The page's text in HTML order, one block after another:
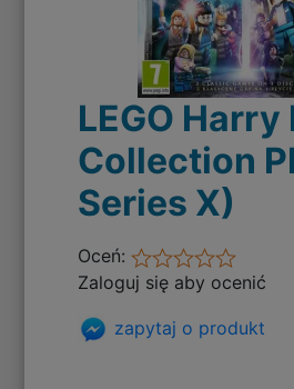
LEGO
Collection
Series X)
Oceń:
Zaloguj się aby ocenić
zapytaj o produkt